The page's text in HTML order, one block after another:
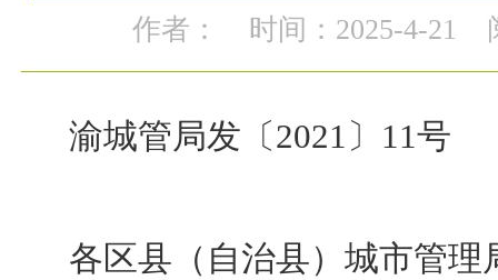
作者： 时间：2025-4-21
渝城管局发〔2021〕11号
各区县（自治县）城市管理